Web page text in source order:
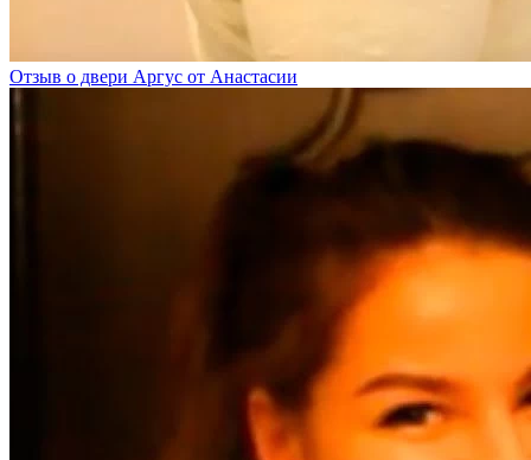
Отзыв о двери Аргус от Анастасии